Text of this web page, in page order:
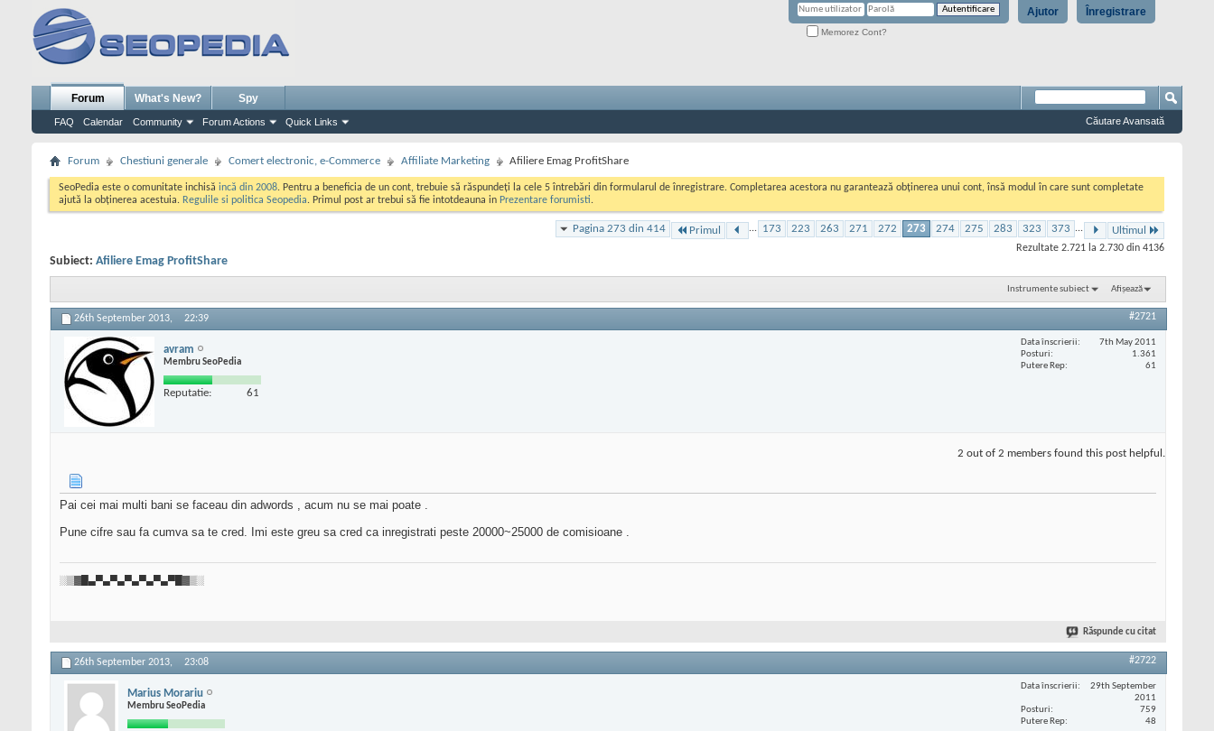
Înregistrare
Ajutor
Memorez Cont?
Forum
FAQ Calendar Community Forum Actions Quick Links
What's New? Spy
Căutare Avansată
Forum Chestiuni generale Comert electronic, e-Commerce Affiliate Marketing Afiliere Emag ProfitShare
SeoPedia este o comunitate inchisă incă din 2008. Pentru a beneficia de un cont, trebuie să răspundeți la cele 5 întrebări din formularul de înregistrare. Completarea acestora nu garantează obținerea unui cont, însă modul în care sunt completate
ajută la obținerea acestuia. Regulile si politica Seopedia. Primul post ar trebui să fie intotdeauna in Prezentare forumisti.
Pagina 273 din 414 Primul ... 173 223 263 271 272 273 274 275 283 323 373 ... Ultimul
Rezultate 2.721 la 2.730 din 4136
Subiect: Afiliere Emag ProfitShare
Instrumente subiect Afișează
26th September 2013, 22:39 #2721
avram
Membru SeoPedia
Reputatie: 61
Data înscrierii
7th May 2011
Posturi
1.361
Putere Rep
61
2 out of 2 members found this post helpful.
Pai cei mai multi bani se faceau din adwords , acum nu se mai poate .
Pune cifre sau fa cumva sa te cred. Imi este greu sa cred ca inregistrati peste 20000~25000 de comisioane .
░▒▓█▄▀▄▀▄▀▄▀▄▀▄▀█▓▒░
Răspunde cu citat
26th September 2013, 23:08 #2722
Marius Morariu
Membru SeoPedia
Data înscrierii
29th September
2011
Posturi
759
Putere Rep
48